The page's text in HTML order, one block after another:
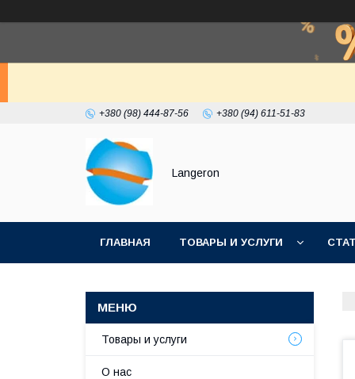
+380 (98) 444-87-56 +380 (94) 611-51-83
Langeron
ГЛАВНАЯ ТОВАРЫ И УСЛУГИ
Товары и услуги
О нас